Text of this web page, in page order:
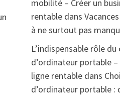
mobilité – Créer un
rentabledans
à ne surtout pas
L’indispensable rôle
d’ordinateur portable –
ligne rentabledans
d’ordinateur portable :